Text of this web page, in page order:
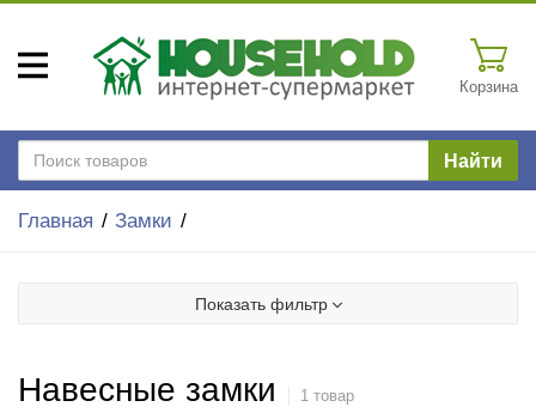
Корзина
Найти
Главная Замки
Показать фильтр
Навесные замки 1 товар